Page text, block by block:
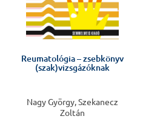
Reumatológia – zsebkönyv
(szak)vizsgázóknak
Nagy György, Szekanecz
Zoltán